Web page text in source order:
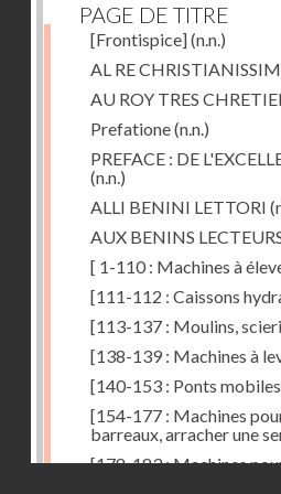
PAGE DE TITRE
[Frontispice](n.n.)
AL RE
AU ROY TRES
Prefatione(n.n.)
PREFACE : DE
(n.n.)
ALLI BENINI LETTORI
AUX BENINS
[ 1-110 : Machines à
[111-112 : Caissons
[113-137 : Moulins,
[138-139 : Machines à
[140-153 : Ponts
[154-177 : Machines
barreaux, arracher une
[178-183 : Machines